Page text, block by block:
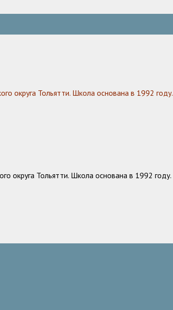
округа Тольятти. Школа основана в 1992 году.
округа Тольятти. Школа основана в 1992 году.